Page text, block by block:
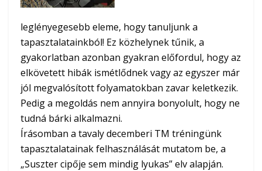
leglényegesebb eleme, hogy tanuljunk a
tapasztalatainkból! Ez közhelynek tűnik, a
gyakorlatban azonban gyakran előfordul, hogy az
elkövetett hibák ismétlődnek vagy az egyszer már
jól megvalósított folyamatokban zavar keletkezik.
Pedig a megoldás nem annyira bonyolult, hogy ne
tudná bárki alkalmazni.
Írásomban a tavaly decemberi TM tréningünk
tapasztalatainak felhasználását mutatom be, a
„Suszter cipője sem mindig lyukas” elv alapján.